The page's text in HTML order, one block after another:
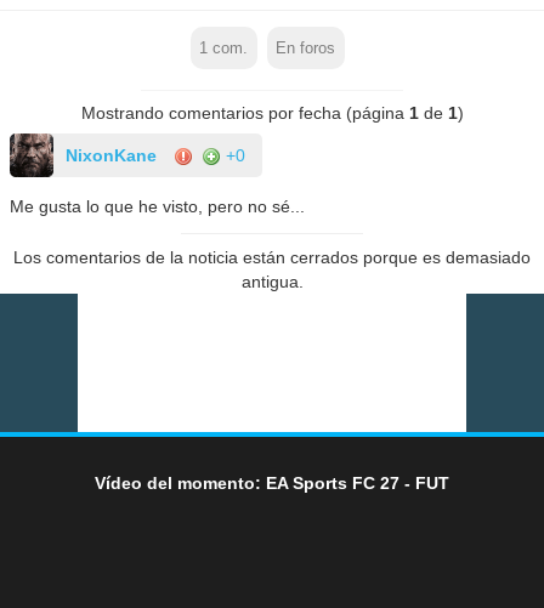
1 com. En foros
Mostrando comentarios por fecha (página 1de 1)
NixonKane +0
Me gusta lo que he visto, pero no sé...
Los comentarios de la noticia están cerrados porque es demasiado
antigua.
Vídeo del momento: EA Sports FC 27 - FUT